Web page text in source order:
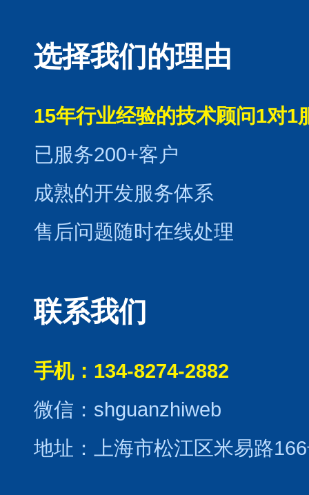
选择我们的理由
15年行业经验的技术顾问1对1
已服务200+客户
成熟的开发服务体系
售后问题随时在线处理
联系我们
手机：134-8274-2882
微信：shguanzhiweb
地址：上海市松江区米易路